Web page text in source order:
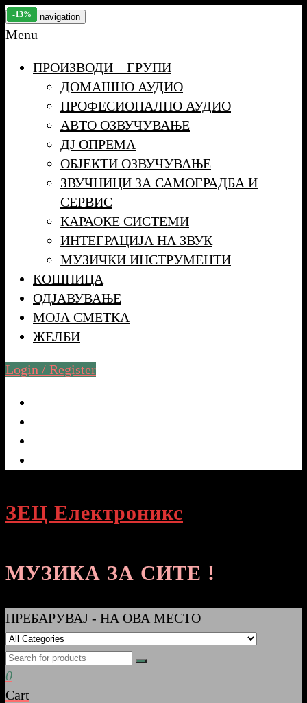
Skip
to
content
Toggle navigation
Menu
ПРОИЗВОДИ – ГРУПИ
ДОМАШНО АУДИО
ПРОФЕСИОНАЛНО АУДИО
АВТО ОЗВУЧУВАЊЕ
ДЈ ОПРЕМА
ОБЈЕКТИ ОЗВУЧУВАЊЕ
ЗВУЧНИЦИ ЗА САМОГРАДБА И
СЕРВИС
КАРАОКЕ СИСТЕМИ
ИНТЕГРАЦИЈА НА ЗВУК
МУЗИЧКИ ИНСТРУМЕНТИ
КОШНИЦА
ОДЈАВУВАЊЕ
МОЈА СМЕТКА
ЖЕЛБИ
Login / Register
ЗЕЦ Електроникс
МУЗИКА ЗА СИТЕ !
ПРЕБАРУВАЈ - НА ОВА МЕСТО
0
Cart
-8%
-10%
-9%
-11%
-9%
-10%
-10%
-9%
-11%
-12%
-13%
-14%
-12%
-9%
-50%
-11%
-13%
-26%
-20%
-17%
-14%
-11%
-13%
-13%